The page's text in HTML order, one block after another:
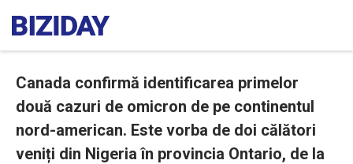
Canada confirmă identificarea primelor
două cazuri de omicron de pe continentul
nord-american. Este vorba de doi călători
veniți din Nigeria în provincia Ontario, de la